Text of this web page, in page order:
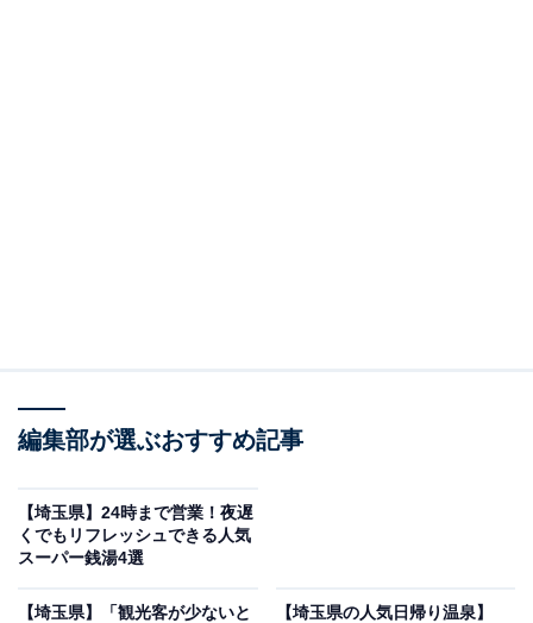
らしの中にあふれる「なぜ？」「どうして？」を分かりやすく伝え
るAll About発のニュースメディアです。お金や仕事、恋愛、ITに関
する疑問に対して専門家が分かりやすく回答するほか、エンタメ情
オールアバウトに還元されることがあります。
ニフティ温泉全国2位の実力！15種のお風呂と充実
サウナが揃う「竜泉寺の湯 草加谷塚店」
編集部が選ぶおすすめ記事
【埼玉県】24時まで営業！夜遅
くでもリフレッシュできる人気
スーパー銭湯4選
【埼玉県】「観光客が少ないと
【埼玉県の人気日帰り温泉】